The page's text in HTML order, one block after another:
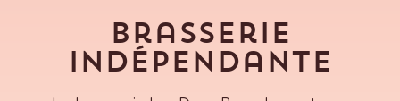
Brasserie
indépendante